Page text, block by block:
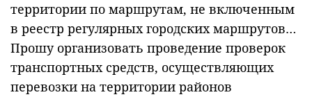
территории по маршрутам, не включенным
в реестр регулярных городских маршрутов…
Прошу организовать проведение проверок
транспортных средств, осуществляющих
перевозки на территории районов